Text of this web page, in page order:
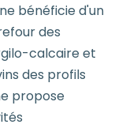
bénéficie d'un
des
calcaire et
des profils
propose